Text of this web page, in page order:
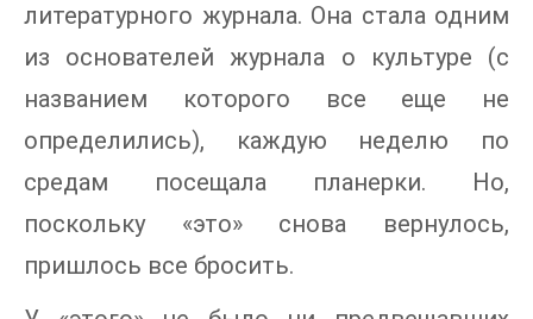
литературного журнала. Она стала одним
из основателей журнала о культуре (с
названием которого все еще не
определились), каждую неделю по
средам посещала планерки. Но,
поскольку «это» снова вернулось,
пришлось все бросить.